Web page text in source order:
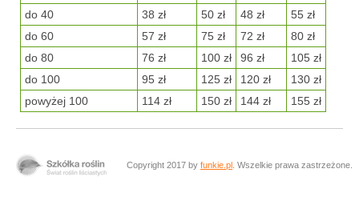
do 40
38 zł 50 zł 48 zł
55 zł
do 60
57 zł 75 zł 72 zł
80 zł
do 80
76 zł 100 zł 96 zł
105 zł
do 100
95 zł 125 zł 120 zł
130 zł
powyżej 100
114 zł 150 zł 144 zł 155 zł
Copyright 2017 by funkie.pl . Wszelkie prawa zastrzeżone.